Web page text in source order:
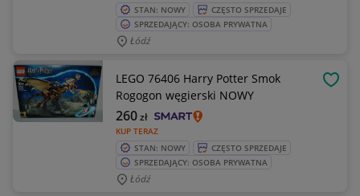
STAN: NOWY
CZĘSTO SPRZEDAJE
SPRZEDAJĄCY: OSOBA PRYWATNA
Łódź
LEGO 76406 Harry Potter Smok
Rogogon węgierski NOWY
KUP TERAZ
260zł
STAN: NOWY
CZĘSTO SPRZEDAJE
SPRZEDAJĄCY: OSOBA PRYWATNA
Łódź